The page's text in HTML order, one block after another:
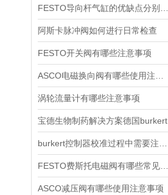
阿斯卡脉冲阀如何进行日常检查
FESTO开关阀有哪些注意事项
涡轮流量计有哪些注意事项
宝德生物制药解决方案德国burkert
ASCO减压阀有哪些使用注意事项